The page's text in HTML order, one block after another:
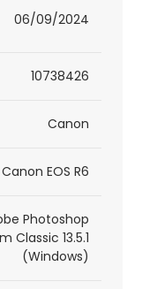
06/09/2024
10738426
Canon
Canon EOS R6
Photoshop
Classic 13.5.1
(Windows)